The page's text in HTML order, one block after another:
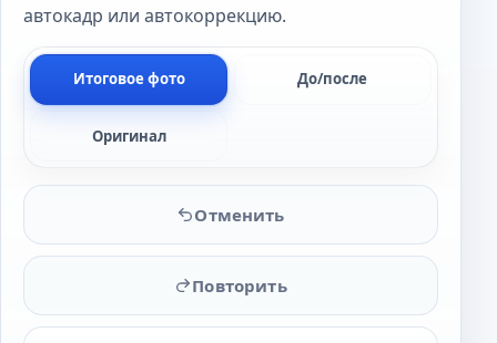
автокадр или автокоррекцию.
Итоговое фото До/после
Оригинал
Отменить
Повторить